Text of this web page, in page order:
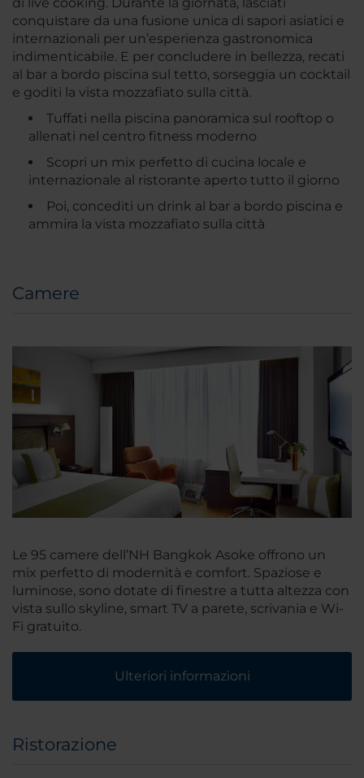
conquistare da una fusione unica di sapori asiatici e
internazionali per un’esperienza gastronomica
indimenticabile. E per concludere in bellezza, recati
al bar a bordo piscina sul tetto, sorseggia un cocktail
e goditi la vista mozzafiato sulla città.
Tuffati nella piscina panoramica sul rooftop o
allenati nel centro fitness moderno
Scopri un mix perfetto di cucina locale e
internazionale al ristorante aperto tutto il giorno
Poi, concediti un drink al bar a bordo piscina e
ammira la vista mozzafiato sulla città
Camere
Le 95 camere dell’NH Bangkok Asoke offrono un
mix perfetto di modernità e comfort. Spaziose e
luminose, sono dotate di finestre a tutta altezza con
vista sullo skyline, smart TV a parete, scrivania e Wi-
Fi gratuito.
Ulteriori informazioni
Ristorazione